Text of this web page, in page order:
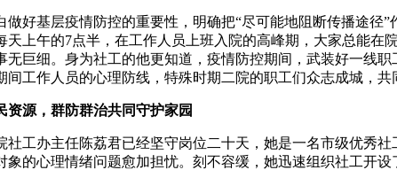
做好基层疫情防控的重要性，明确把“尽可能地阻断传播途
天上午的7点半，在工作人员上班入院的高峰期，大家总能
无巨细。身为社工的他更知道，疫情防控期间，武装好一线
工作人员的心理防线，特殊时期二院的职工们众志成城，共
资源，群防群治共同守护家园
社工办主任陈荔君已经坚守岗位二十天，她是一名市级优秀
象的心理情绪问题愈加担忧。刻不容缓，她迅速组织社工开